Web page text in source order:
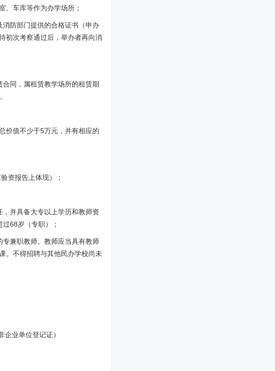
、车库等作为办学场所；
消防部门提供的合格证书（申办
初次考察通过后，举办者再向消
合同，属租赁教学场所的租赁期
价值不少于5万元，并有相应的
资报告上体现）；
，并具备大专以上学历和教师资
68岁（专职）；
专兼职教师。教师应当具有教师
。不得招聘与其他民办学校尚未
业单位登记证）